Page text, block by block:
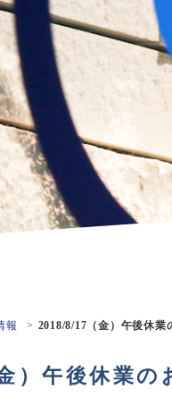
報 2018/8/17（金）午後休業
）午後休業の